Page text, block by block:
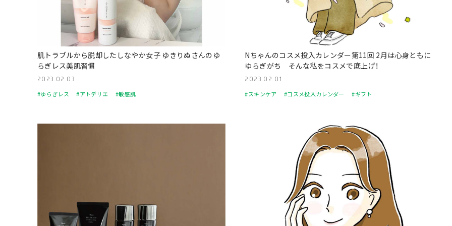
肌トラブルから脱却したしなやか女子 ゆきりぬさんのゆ
らぎレス美肌習慣
2023.02.03
#ゆらぎレス #アトデリエ #敏感肌
Nちゃんのコスメ投入カレンダー第11回 2月は心身ともに
ゆらぎがち そんな私をコスメで底上げ！
2023.02.01
#スキンケア #コスメ投入カレンダー #ギフト